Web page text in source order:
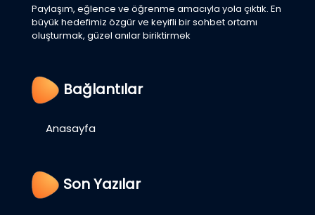
Paylaşım, eğlence ve öğrenme amacıyla yola çıktık. En
büyük hedefimiz özgür ve keyifli bir sohbet ortamı
oluşturmak, güzel anılar biriktirmek
Bağlantılar
Anasayfa
Son Yazılar